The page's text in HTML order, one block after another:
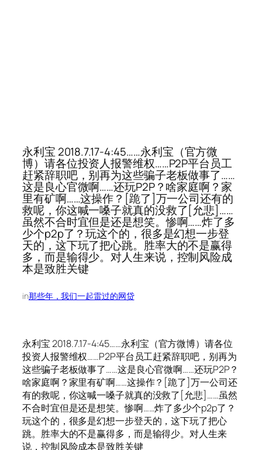
永利宝 2018.7.17-4:45……永利宝（官方微
博）请各位投资人报警维权……P2P平台员工
赶紧辞职吧，别再为这些骗子老板做事了……
这是良心官微啊……还玩P2P？啥家庭啊？家
里有矿啊……这操作？[跪了]万一公司还有的
救呢，你这喊一嗓子就真的没救了[允悲]……
虽然不合时宜但是还是想笑。惨啊……炸了多
少个p2p了？玩这个的，很多是幻想一步登
天的，这下玩了把心跳。胜率大的不是赢得
多，而是输得少。对人生来说，控制风险成
本是致胜关键
in那些年，我们一起雷过的网贷
永利宝 2018.7.17-4:45……永利宝（官方微博）请各位
投资人报警维权……P2P平台员工赶紧辞职吧，别再为
这些骗子老板做事了……这是良心官微啊……还玩P2P？
啥家庭啊？家里有矿啊……这操作？[跪了]万一公司还
有的救呢，你这喊一嗓子就真的没救了[允悲]……虽然
不合时宜但是还是想笑。惨啊……炸了多少个p2p了？
玩这个的，很多是幻想一步登天的，这下玩了把心
跳。胜率大的不是赢得多，而是输得少。对人生来
说，控制风险成本是致胜关键